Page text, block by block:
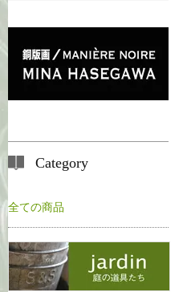
Category
全ての商品